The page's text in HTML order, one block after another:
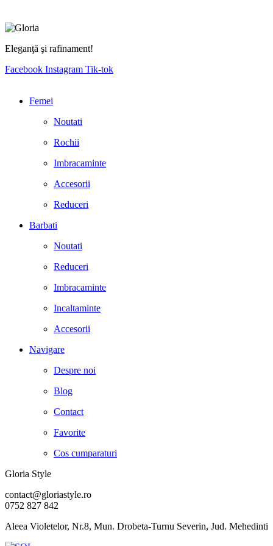
Eleganţă şi rafinament!
Facebook Instagram Tik-tok
Femei
Noutati
Rochii
Imbracaminte
Accesorii
Reduceri
Barbati
Noutati
Reduceri
Imbracaminte
Incaltaminte
Accesorii
Navigare
Despre noi
Blog
Contact
Favorite
Cos cumparaturi
Gloria Style
contact@gloriastyle.ro
0752 827 842
Aleea Violetelor, Nr.8, Mun. Drobeta-Turnu Severin, Jud. Mehedinti